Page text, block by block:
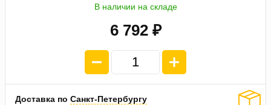
В наличии на складе
6 792 ₽
Доставка по Санкт-Петербургу